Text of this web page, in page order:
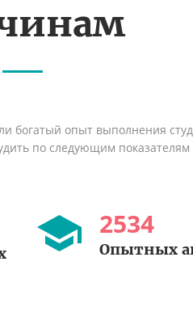
богатый опыт выполнения
по следующим показателям
2534
Опытных